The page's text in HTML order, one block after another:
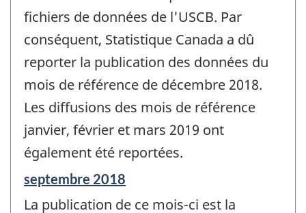
fichiers de données de l'USCB. Par
conséquent, Statistique Canada a dû
reporter la publication des données du
mois de référence de décembre 2018.
Les diffusions des mois de référence
janvier, février et mars 2019 ont
également été reportées.
Période
référence
septembre 2018
La publication de ce mois-ci est la